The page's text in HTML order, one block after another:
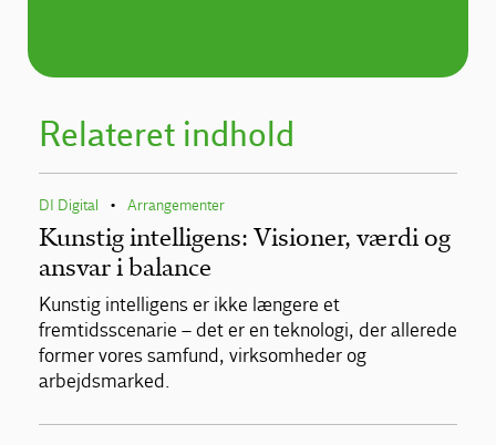
Relateret indhold
DI Digital • Arrangementer
Kunstig intelligens: Visioner, værdi og
ansvar i balance
Kunstig intelligens er ikke længere et
fremtidsscenarie – det er en teknologi, der allerede
former vores samfund, virksomheder og
arbejdsmarked.